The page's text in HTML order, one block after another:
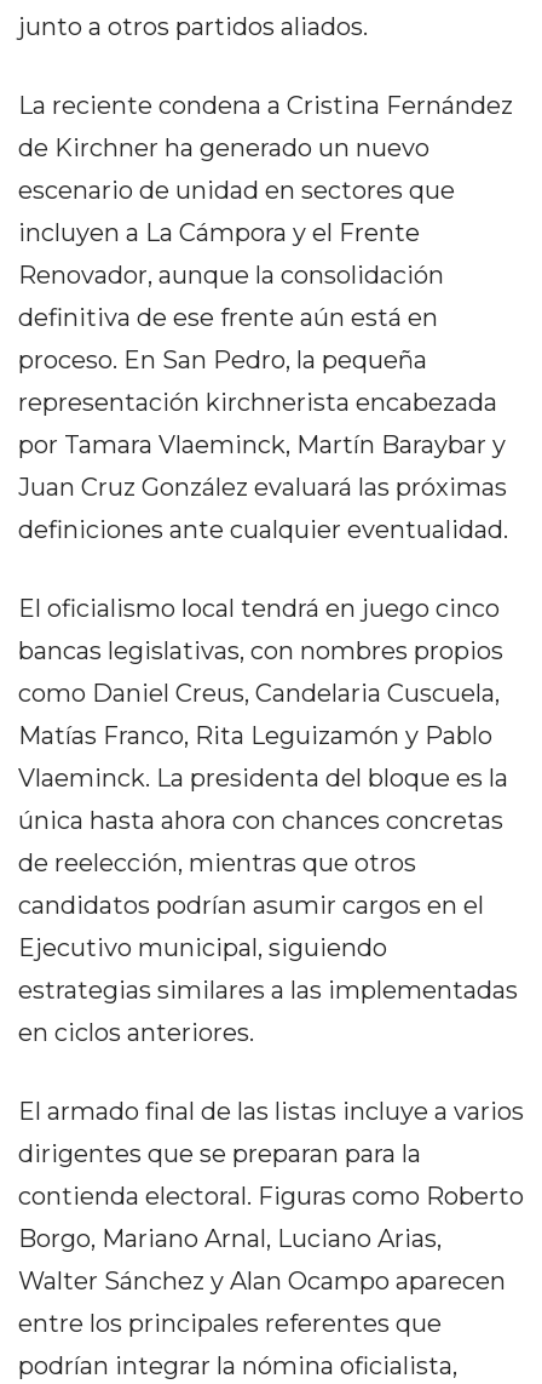
CAMPANA
DE
ZÁRATE
DE
CAMPANA
EXALTACIÓN
LA
CRUZ
COLÓN
EL
MEJOR
PERGAMINO
LOS
MEJORES
SUPLEMENTOS
DEPORTIVOS
PERGAMINO
SUPLEMENTOS
DEPORTIVOS
PERGAMINO:
LOS
PRECIOS
PROTEIN
EN
PERGAMINO:
COMPRAR
EL
MEJOR
junto a otros partidos aliados.
La reciente condena a Cristina Fernández
de Kirchner ha generado un nuevo
escenario de unidad en sectores que
incluyen a La Cámpora y el Frente
Renovador, aunque la consolidación
definitiva de ese frente aún está en
proceso. En San Pedro, la pequeña
representación kirchnerista encabezada
por Tamara Vlaeminck, Martín Baraybar y
Juan Cruz González evaluará las próximas
definiciones ante cualquier eventualidad.
El oficialismo local tendrá en juego cinco
bancas legislativas, con nombres propios
como Daniel Creus, Candelaria Cuscuela,
Matías Franco, Rita Leguizamón y Pablo
Vlaeminck. La presidenta del bloque es la
única hasta ahora con chances concretas
de reelección, mientras que otros
candidatos podrían asumir cargos en el
Ejecutivo municipal, siguiendo
estrategias similares a las implementadas
en ciclos anteriores.
El armado final de las listas incluye a varios
dirigentes que se preparan para la
contienda electoral. Figuras como Roberto
Borgo, Mariano Arnal, Luciano Arias,
Walter Sánchez y Alan Ocampo aparecen
entre los principales referentes que
podrían integrar la nómina oficialista,